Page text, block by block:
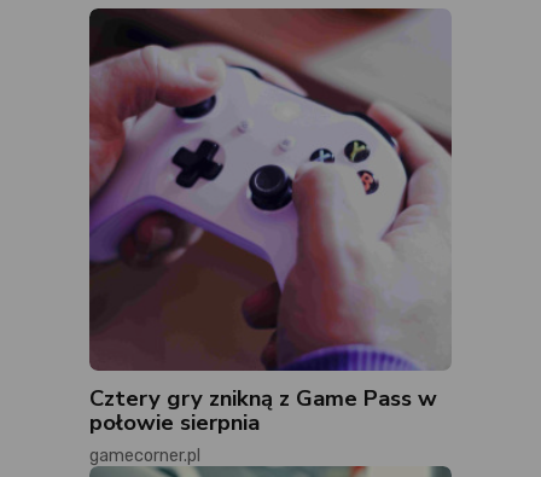
Cztery gry znikną z Game Pass w
połowie sierpnia
gamecorner.pl